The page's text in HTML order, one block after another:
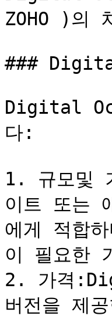
ZOHO )의
###
Digital
다:
1. 규모및
이트 또는
에게 적합
이 필요한
2. 가격
버전을 제